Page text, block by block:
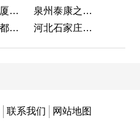
太保家园厦门国际颐养社区
泉州泰康之家鲤园
广州市花都区花山镇敬老院 河北石家庄泰康之家冀园
联系我们 网站地图